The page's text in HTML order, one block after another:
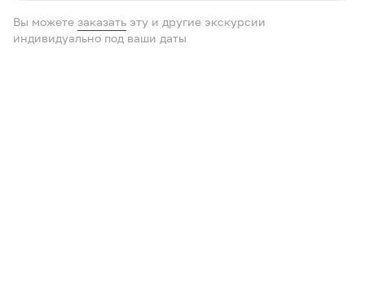
Вы можете заказать эту и другие экскурсии
индивидуально под ваши даты